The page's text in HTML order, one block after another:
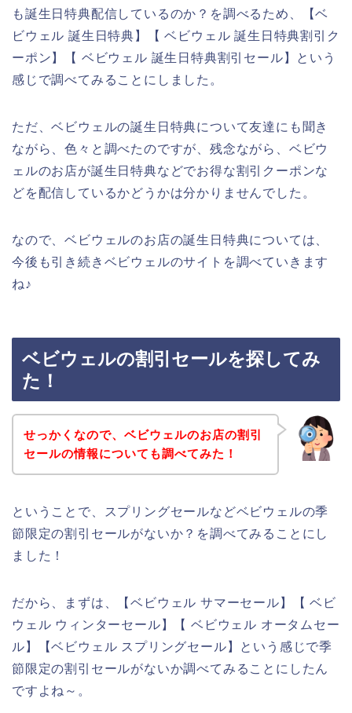
も誕生日特典配信しているのか？を調べるため、【ベ
ビウェル 誕生日特典】【 ベビウェル 誕生日特典割引ク
ーポン】【 ベビウェル 誕生日特典割引セール】という
感じで調べてみることにしました。
ただ、ベビウェルの誕生日特典について友達にも聞き
ながら、色々と調べたのですが、残念ながら、ベビウ
ェルのお店が誕生日特典などでお得な割引クーポンな
どを配信しているかどうかは分かりませんでした。
なので、ベビウェルのお店の誕生日特典については、
今後も引き続きベビウェルのサイトを調べていきます
ね♪
ベビウェルの割引セールを探してみ
た！
せっかくなので、ベビウェルのお店の割引
セールの情報についても調べてみた！
ということで、スプリングセールなどベビウェルの季
節限定の割引セールがないか？を調べてみることにし
ました！
だから、まずは、【ベビウェル サマーセール】【 ベビ
ウェル ウィンターセール】【 ベビウェル オータムセー
ル】【ベビウェル スプリングセール】という感じで季
節限定の割引セールがないか調べてみることにしたん
ですよね～。